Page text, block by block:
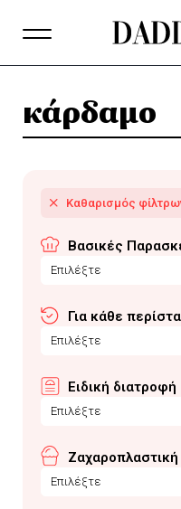
κάρδαμο
Βασικές
Επιλέξτε
Για κάθε
Επιλέξτε
Ειδική διατροφή
Επιλέξτε
Ζαχαροπλαστική
Επιλέξτε